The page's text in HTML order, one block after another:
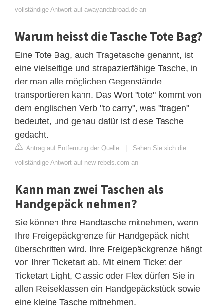
vollständige Antwort auf awayandabroad.de an
Warum heisst die Tasche Tote Bag?
Eine Tote Bag, auch Tragetasche genannt, ist
eine vielseitige und strapazierfähige Tasche, in
der man alle möglichen Gegenstände
transportieren kann. Das Wort "tote" kommt von
dem englischen Verb "to carry", was "tragen"
bedeutet, und genau dafür ist diese Tasche
gedacht.
Antrag auf Entfernung der Quelle
Sehen Sie sich die
vollständige Antwort auf new-rebels.com an
Kann man zwei Taschen als
Handgepäck nehmen?
Sie können Ihre Handtasche mitnehmen, wenn
Ihre Freigepäckgrenze für Handgepäck nicht
überschritten wird. Ihre Freigepäckgrenze hängt
von Ihrer Ticketart ab. Mit einem Ticket der
Ticketart Light, Classic oder Flex dürfen Sie in
allen Reiseklassen ein Handgepäckstück sowie
eine kleine Tasche mitnehmen.